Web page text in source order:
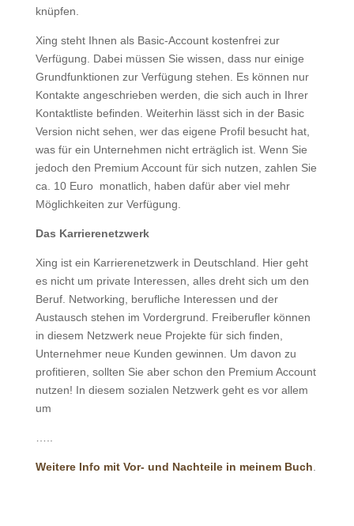
knüpfen.
Xing steht Ihnen als Basic-Account kostenfrei zur
Verfügung. Dabei müssen Sie wissen, dass nur einige
Grundfunktionen zur Verfügung stehen. Es können nur
Kontakte angeschrieben werden, die sich auch in Ihrer
Kontaktliste befinden. Weiterhin lässt sich in der Basic
Version nicht sehen, wer das eigene Profil besucht hat,
was für ein Unternehmen nicht erträglich ist. Wenn Sie
jedoch den Premium Account für sich nutzen, zahlen Sie
ca. 10 Euro monatlich, haben dafür aber viel mehr
Möglichkeiten zur Verfügung.
Das Karrierenetzwerk
Xing ist ein Karrierenetzwerk in Deutschland. Hier geht
es nicht um private Interessen, alles dreht sich um den
Beruf. Networking, berufliche Interessen und der
Austausch stehen im Vordergrund. Freiberufler können
in diesem Netzwerk neue Projekte für sich finden,
Unternehmer neue Kunden gewinnen. Um davon zu
profitieren, sollten Sie aber schon den Premium Account
nutzen! In diesem sozialen Netzwerk geht es vor allem
um
Weitere Info mit Vor- und Nachteile in meinem Buch